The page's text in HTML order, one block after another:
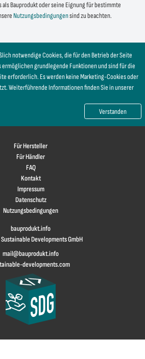
als Bauprodukt oder seine Eignung für bestimmte
Nutzungsbedingungensind zu beachten.
notwendige Cookies, die für den Betrieb der Seite
grundlegende Funktionen und sind für die
erforderlich. Es werden keine Marketing-Cookies oder
Weiterführende Informationen finden Sie in unserer
Verstanden
Für Hersteller
Für Händler
FAQ
Kontakt
Impressum
Datenschutz
Nutzungsbedingungen
bauprodukt.info
Sustainable Developments GmbH
mail@bauprodukt.info
developments.com